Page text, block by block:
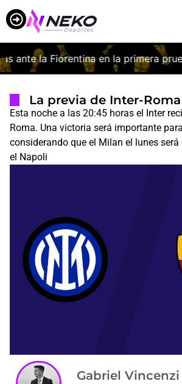
la Fiorentina en la primera prueba
La previa de Inter-Roma
Esta noche a las 20:45 horas el Inter
Roma. Una victoria será importante
considerando que el Milan el lunes
el Napoli
Gabriel Vincenzi